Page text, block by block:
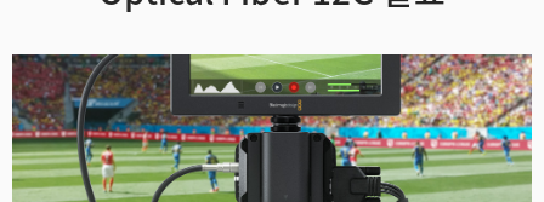
Austria
Brazil
Canada
China